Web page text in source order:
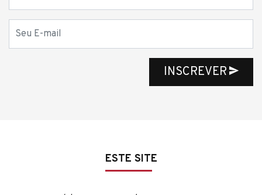
INSCREVER
ESTE SITE